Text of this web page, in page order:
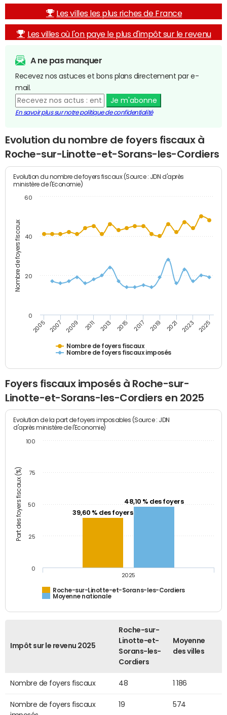
Les villes les plus riches de France
Les villes où l'on paye le plus d'impôt sur le revenu
A ne pas manquer
Recevez nos astuces et bons plans directement par e-
mail.
Je m'abonne
En savoir plus sur notre politique de confidentialité
Evolution du nombre de foyers fiscaux à
Roche-sur-Linotte-et-Sorans-les-Cordiers
Nombre de foyers fiscaux
Evolution du nombre de foyers fiscaux (Source : JDN d'après
ministère de l'Economie)
Nombre de foyers fiscaux
Nombre de foyers fiscaux imposés
2005 2007 2009 2011 2013 2015 2017 2019 2021 2023 2025
0
20
40
60
Foyers fiscaux imposés à Roche-sur-
Linotte-et-Sorans-les-Cordiers en 2025
Part des foyers fiscaux (%)
Evolution de la part de foyers imposables (Source : JDN
d'après ministère de l'Economie)
39,60 % des foyers
48,10 % des foyers
Roche-sur-Linotte-et-Sorans-les-Cordiers
Moyenne nationale
2025
0
25
50
75
100
Impôt sur le revenu 2025
Roche-sur-
Linotte-et-
Sorans-les-
Cordiers
Moyenne
des villes
Nombre de foyers fiscaux 48 1 186
Nombre de foyers fiscaux
19 574